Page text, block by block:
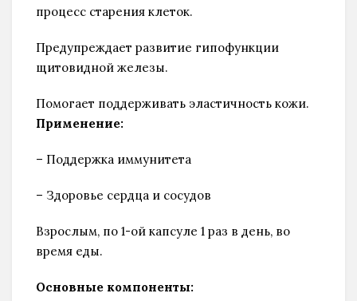
процесс старения клеток.
Предупреждает развитие гипофункции
щитовидной железы.
Помогает поддерживать эластичность кожи.
Применение:
– Поддержка иммунитета
– Здоровье сердца и сосудов
Взрослым, по 1-ой капсуле 1 раз в день, во
время еды.
Основные компоненты: